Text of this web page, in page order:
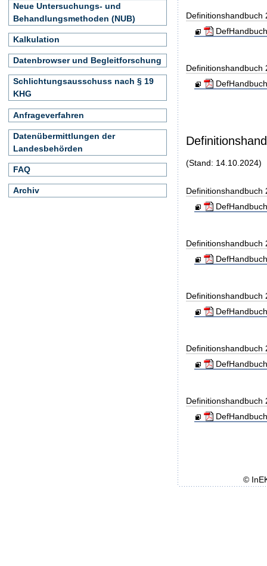
Definitionshandbuch
Definitionshandbuch
(Stand: 14.10.2024)
Definitionshandbuch
Definitionshandbuch
Definitionshandbuch
Definitionshandbuch
Definitionshandbuch
Neue Untersuchungs- und
Behandlungsmethoden (NUB)
Kalkulation
Datenbrowser und Begleitforschung
Schlichtungsausschuss nach § 19
KHG
Anfrageverfahren
Datenübermittlungen der
Landesbehörden
FAQ
Archiv
©